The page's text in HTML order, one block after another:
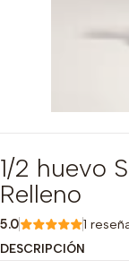
1/2 huevo
Relleno
5.0 1
DESCRIPCIÓN